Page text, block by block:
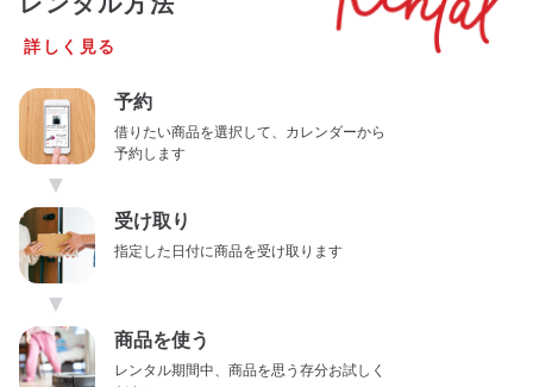
詳しく見る
予約
借りたい商品を選択して、カレンダーから
予約します
▼
受け取り
指定した日付に商品を受け取ります
▼
商品を使う
レンタル期間中、商品を思う存分お試しく